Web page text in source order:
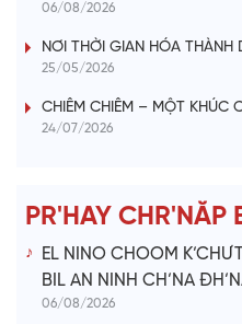
06/08/2026
NƠI THỜI GIAN HÓA THÀNH
25/05/2026
CHIÊM CHIÊM – MỘT KHÚC
24/07/2026
PR'HAY CHR'NĂP
EL NINO CHOOM
BIL AN NINH CH’NA
06/08/2026